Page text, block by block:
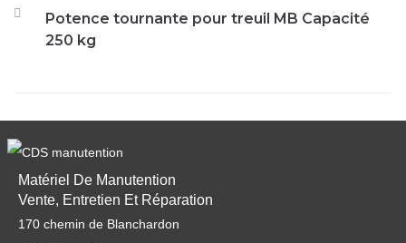
Potence tournante pour treuil MB Capacité
250 kg
Matériel De Manutention
Vente, Entretien Et Réparation
170 chemin de Blanchardon